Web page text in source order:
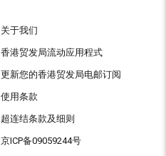
关于我们
香港贸发局流动应用程式
更新您的香港贸发局电邮订阅
使用条款
超连结条款及细则
京ICP备09059244号